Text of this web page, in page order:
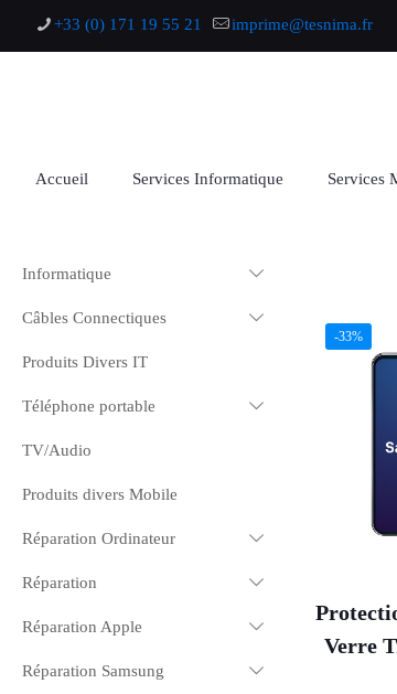
+33 (0) 171 19 55 21 imprime@tesnima.fr
Accueil Services Informatique Services
-33%
Verre
Informatique
Câbles Connectiques
Produits Divers IT
Téléphone portable
TV/Audio
Produits divers Mobile
Réparation Ordinateur
Réparation
Réparation Apple
Réparation Samsung